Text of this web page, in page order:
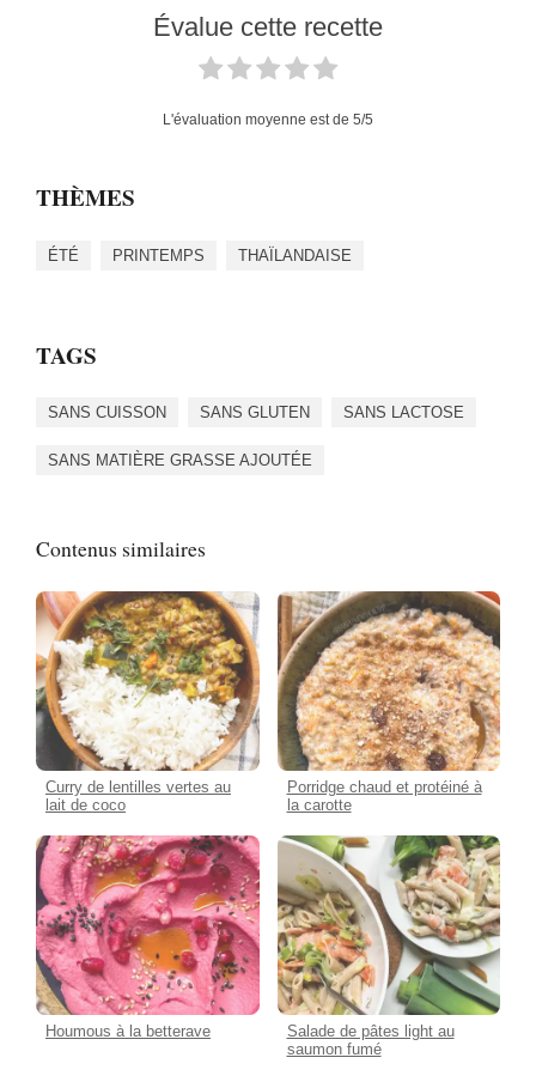
Évalue cette recette
L'évaluation moyenne est de 5/5
THÈMES
ÉTÉ PRINTEMPS THAÏLANDAISE
TAGS
SANS CUISSON SANS GLUTEN SANS LACTOSE
SANS MATIÈRE GRASSE AJOUTÉE
Contenus similaires
Curry de lentilles vertes au
lait de coco
Porridge chaud et protéiné à
la carotte
Houmous à la betterave
Salade de pâtes light au
saumon fumé